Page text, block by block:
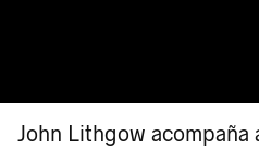
John Lithgow acompaña